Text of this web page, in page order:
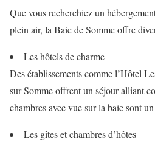
Que vous recherchiez un
plein air, la Baie de Somme offre
Les hôtels de charme
Des établissements comme l’Hôtel
sur-Somme offrent un séjour alliant
chambres avec vue sur la baie sont
Les gîtes et chambres d’hôtes